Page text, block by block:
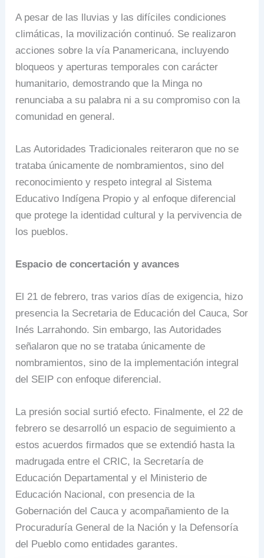
A pesar de las lluvias y las difíciles condiciones
climáticas, la movilización continuó. Se realizaron
acciones sobre la vía Panamericana, incluyendo
bloqueos y aperturas temporales con carácter
humanitario, demostrando que la Minga no
renunciaba a su palabra ni a su compromiso con la
comunidad en general.
Las Autoridades Tradicionales reiteraron que no se
trataba únicamente de nombramientos, sino del
reconocimiento y respeto integral al Sistema
Educativo Indígena Propio y al enfoque diferencial
que protege la identidad cultural y la pervivencia de
los pueblos.
Espacio de concertación y avances
El 21 de febrero, tras varios días de exigencia, hizo
presencia la Secretaria de Educación del Cauca, Sor
Inés Larrahondo. Sin embargo, las Autoridades
señalaron que no se trataba únicamente de
nombramientos, sino de la implementación integral
del SEIP con enfoque diferencial.
La presión social surtió efecto. Finalmente, el 22 de
febrero se desarrolló un espacio de seguimiento a
estos acuerdos firmados que se extendió hasta la
madrugada entre el CRIC, la Secretaría de
Educación Departamental y el Ministerio de
Educación Nacional, con presencia de la
Gobernación del Cauca y acompañamiento de la
Procuraduría General de la Nación y la Defensoría
del Pueblo como entidades garantes.